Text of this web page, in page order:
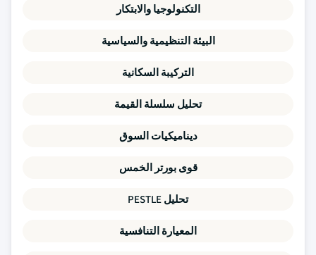
التكنولوجيا والابتكار
البيئة التنظيمية والسياسية
التركيبة السكانية
تحليل سلسلة القيمة
ديناميكيات السوق
قوى بورتر الخمس
تحليل PESTLE
المعيارة التنافسية